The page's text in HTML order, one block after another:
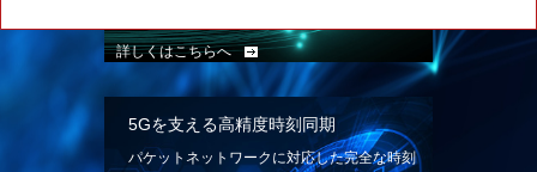
詳しくはこちらへ
5Gを支える高精度時刻同期
パケットネットワークに対応した完全な時刻